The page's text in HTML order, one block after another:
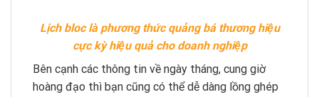
Lịch bloc là phương thức quảng bá thương hiệu
cực kỳ hiệu quả cho doanh nghiệp
Bên cạnh các thông tin về ngày tháng, cung giờ
hoàng đạo thì bạn cũng có thể dễ dàng lồng ghép